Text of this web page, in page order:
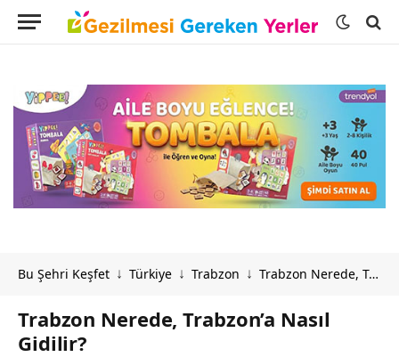
Bu Şehri Keşfet ↓ Türkiye ↓ Trabzon ↓ Trabzon Nerede, Trabzon’a Nasıl Gidilir?
Trabzon Nerede, Trabzon’a Nasıl
Gidilir?